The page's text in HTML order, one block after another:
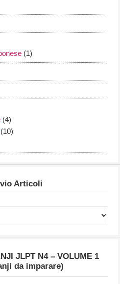
(1)
(4)
(10)
Articoli
JLPT N4 – VOLUME 1
da imparare)